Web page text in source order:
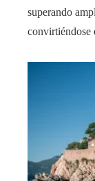
superando
convirtiéndose